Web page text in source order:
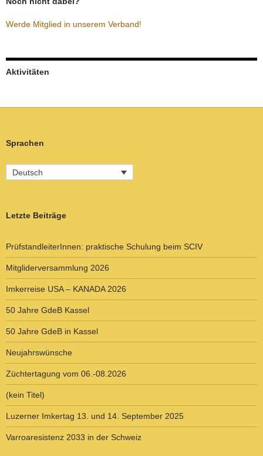
Werde Mitglied in unserem Verband!
Aktivitäten
Sprachen
Deutsch
Letzte Beiträge
PrüfstandleiterInnen: praktische Schulung beim SCIV
Mitgliderversammlung 2026
Imkerreise USA – KANADA 2026
50 Jahre GdeB Kassel
50 Jahre GdeB in Kassel
Neujahrswünsche
Züchtertagung vom 06.-08.2026
(kein Titel)
Luzerner Imkertag 13. und 14. September 2025
Varroaresistenz 2033 in der Schweiz